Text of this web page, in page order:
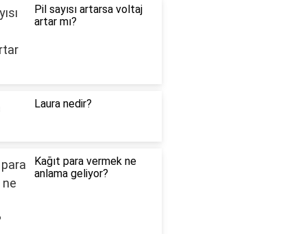
Pil sayısı artarsa voltaj
artar mı?
Laura nedir?
Kağıt para vermek ne
anlama geliyor?